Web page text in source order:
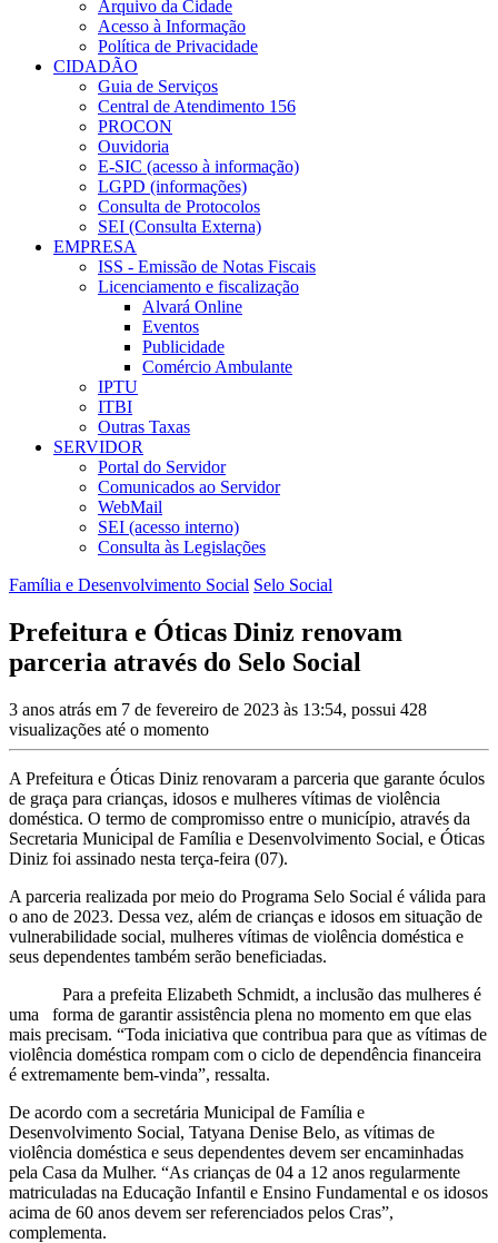
Arquivo da Cidade
Acesso à Informação
Política de Privacidade
CIDADÃO
Guia de Serviços
Central de Atendimento 156
PROCON
Ouvidoria
E-SIC (acesso à informação)
LGPD (informações)
Consulta de Protocolos
SEI (Consulta Externa)
EMPRESA
ISS - Emissão de Notas Fiscais
Licenciamento e fiscalização
Alvará Online
Eventos
Publicidade
Comércio Ambulante
IPTU
ITBI
Outras Taxas
SERVIDOR
Portal do Servidor
Comunicados ao Servidor
WebMail
SEI (acesso interno)
Consulta às Legislações
Família e Desenvolvimento Social Selo Social
Prefeitura e Óticas Diniz renovam
parceria através do Selo Social
3 anos atrás em 7 de fevereiro de 2023 às 13:54, possui 428
visualizações até o momento
A Prefeitura e Óticas Diniz renovaram a parceria que garante óculos
de graça para crianças, idosos e mulheres vítimas de violência
doméstica. O termo de compromisso entre o município, através da
Secretaria Municipal de Família e Desenvolvimento Social, e Óticas
Diniz foi assinado nesta terça-feira (07).
A parceria realizada por meio do Programa Selo Social é válida para
o ano de 2023. Dessa vez, além de crianças e idosos em situação de
vulnerabilidade social, mulheres vítimas de violência doméstica e
seus dependentes também serão beneficiadas.
Para a prefeita Elizabeth Schmidt, a inclusão das mulheres é
uma forma de garantir assistência plena no momento em que elas
mais precisam. “Toda iniciativa que contribua para que as vítimas de
violência doméstica rompam com o ciclo de dependência financeira
é extremamente bem-vinda”, ressalta.
De acordo com a secretária Municipal de Família e
Desenvolvimento Social, Tatyana Denise Belo, as vítimas de
violência doméstica e seus dependentes devem ser encaminhadas
pela Casa da Mulher. “As crianças de 04 a 12 anos regularmente
matriculadas na Educação Infantil e Ensino Fundamental e os idosos
acima de 60 anos devem ser referenciados pelos Cras”,
complementa.